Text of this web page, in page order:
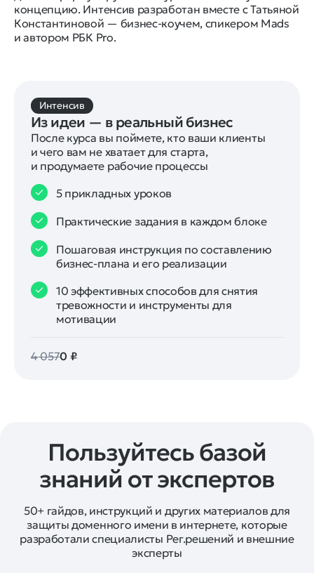
концепцию. Интенсив разработан вместе с Татьяной
Константиновой — бизнес-коучем, спикером Mads
и автором РБК Pro.
Интенсив
Из идеи — в реальный бизнес
После курса вы поймете, кто ваши клиенты
и чего вам не хватает для старта,
и продумаете рабочие процессы
5 прикладных уроков
Практические задания в каждом блоке
Пошаговая инструкция по составлению
бизнес-плана и его реализации
10 эффективных способов для снятия
тревожности и инструменты для
мотивации
4 0570 ₽
Пользуйтесь базой
знаний от экспертов
50+ гайдов, инструкций и других материалов для
защиты доменного имени в интернете, которые
разработали специалисты Рег.решений и внешние
эксперты